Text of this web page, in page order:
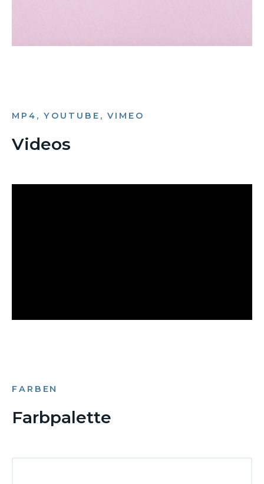
MP4, YOUTUBE, VIMEO
Videos
FARBEN
Farbpalette